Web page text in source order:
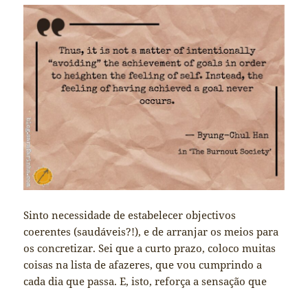
Sinto necessidade de estabelecer objectivos
coerentes (saudáveis?!), e de arranjar os meios para
os concretizar. Sei que a curto prazo, coloco muitas
coisas na lista de afazeres, que vou cumprindo a
cada dia que passa. E, isto, reforça a sensação que